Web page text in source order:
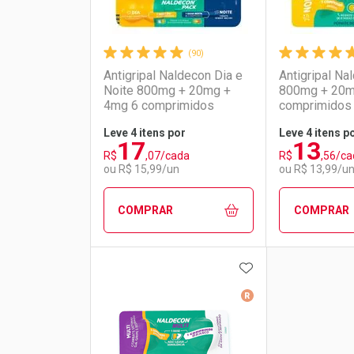
Ativar Desconto
Comprar sem Desconto
Comprar sem Desconto
Ativar
Comprar
Comprar
(90)
Antigripal Naldecon Dia e
Noite 800mg + 20mg +
4mg 6 comprimidos
Leve 4 itens por
R$17,07/cada
ou R$ 15,99/un
COMPRAR
Laboratório
Por Menos
Antigripal
800mg +
comprimidos
Leve 4 itens
R$13,56/
ou R$ 13,99/un
COMPRAR
Medicamento De
ADICIONAR AOS